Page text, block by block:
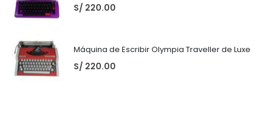
S/ 220.00
Máquina de Escribir Olympia Traveller de Luxe
S/ 220.00